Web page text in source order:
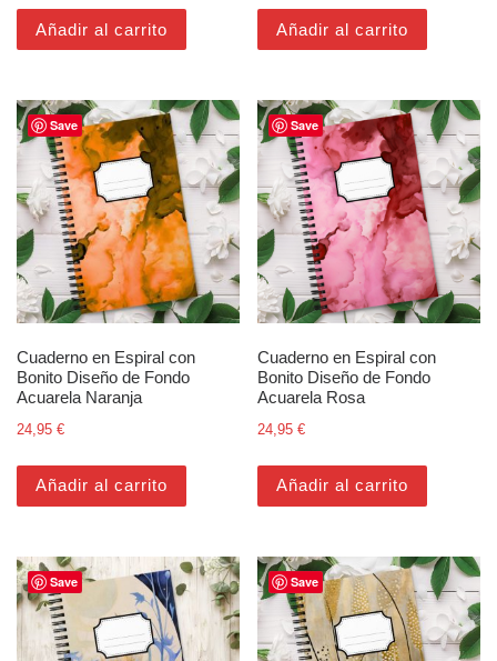
Añadir al carrito Añadir al carrito
Save
Cuaderno en Espiral con
Bonito Diseño de Fondo
Acuarela Naranja
24,95 €
Añadir al carrito
Save
Cuaderno en Espiral con
Bonito Diseño de Fondo
Acuarela Rosa
24,95€
Añadir al carrito
Save Save